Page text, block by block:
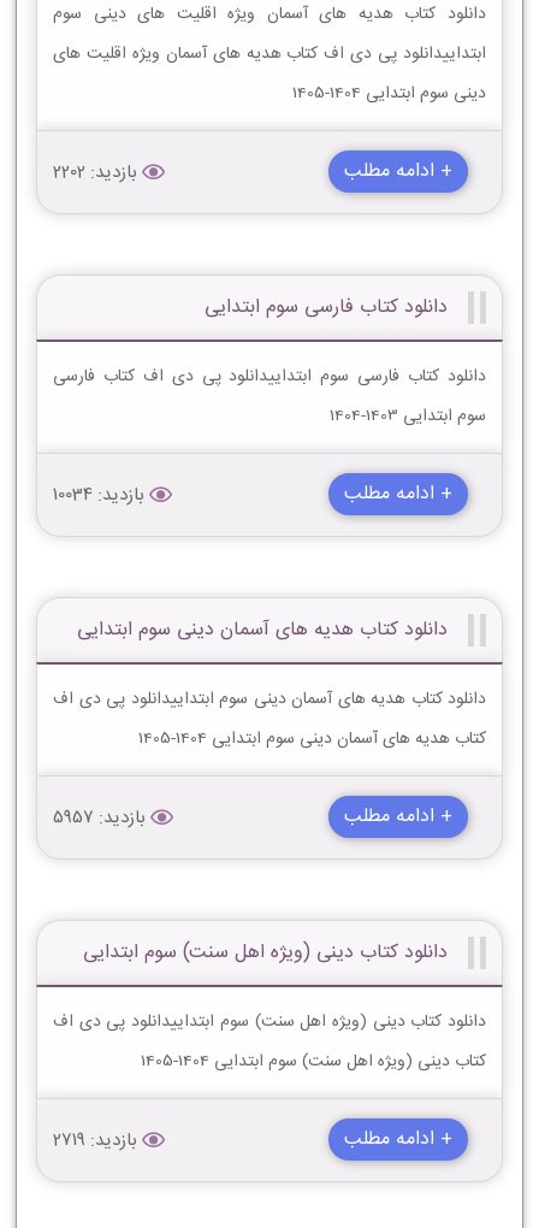
دانلود کتاب هدیه های آسمان ویژه اقلیت های دینی سوم
ابتداییدانلود پی دی اف کتاب هدیه های آسمان ویژه اقلیت های
دینی سوم ابتدایی 1404-1405
+ ادامه مطلب بازدید: 2202
دانلود کتاب فارسی سوم ابتدایی
دانلود کتاب فارسی سوم ابتداییدانلود پی دی اف کتاب فارسی
سوم ابتدایی 1403-1404
+ ادامه مطلب بازدید: 10034
دانلود کتاب هدیه های آسمان دینی سوم ابتدایی
دانلود کتاب هدیه های آسمان دینی سوم ابتداییدانلود پی دی اف
کتاب هدیه های آسمان دینی سوم ابتدایی 1404-1405
+ ادامه مطلب بازدید: 5957
دانلود کتاب دینی (ویژه اهل سنت) سوم ابتدایی
دانلود کتاب دینی (ویژه اهل سنت) سوم ابتداییدانلود پی دی اف
کتاب دینی (ویژه اهل سنت) سوم ابتدایی 1404-1405
+ ادامه مطلب بازدید: 2719